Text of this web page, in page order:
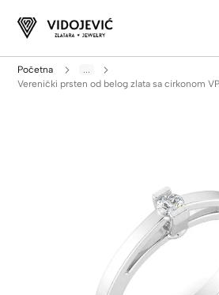
Početna
...
Verenički prsten od belog zlata sa cirkonom